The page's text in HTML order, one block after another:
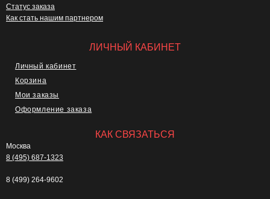
Статус заказа
Как стать нашим партнером
ЛИЧНЫЙ КАБИНЕТ
Личный кабинет
Корзина
Мои заказы
Оформление заказа
КАК СВЯЗАТЬСЯ
Москва
8 (495) 687-1323
8 (499) 264-9602